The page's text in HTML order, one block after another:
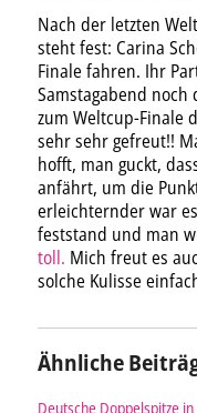
Nach der letzten
steht fest: Carina
Finale fahren. Ihr
Samstagabend noch
zum Weltcup-Finale
sehr sehr gefreut!!
hofft, man guckt,
anfährt, um die
erleichternder war
feststand und man
toll. Mich freut es
solche Kulisse
Ähnliche
Deutsche Doppelspitze in